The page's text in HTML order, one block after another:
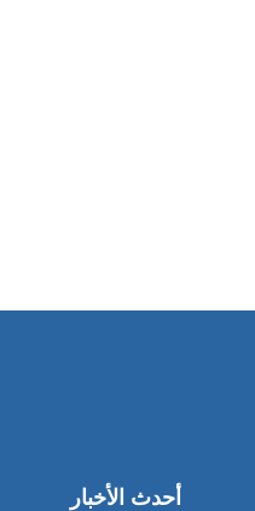
أحدث الأخبار